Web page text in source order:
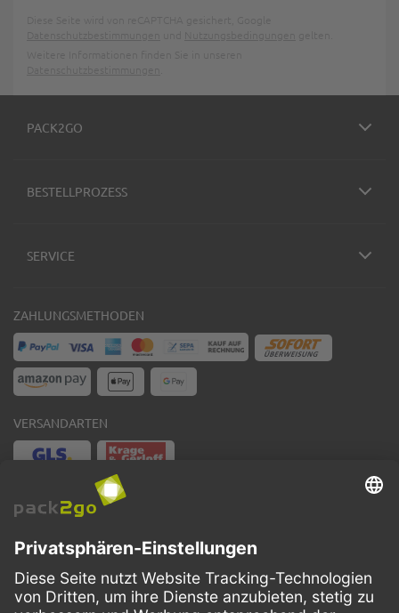
PACK2GO
BESTELLPROZESS
SERVICE
ZAHLUNGSMETHODEN
VERSANDARTEN
FacebookInstagram